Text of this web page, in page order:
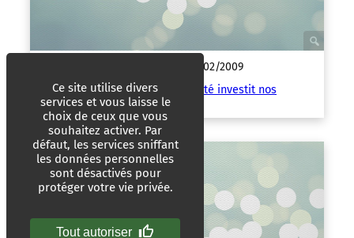
26/02/2009
Human inside : quand la publicité investit nos
cerveaux
Ce site utilise divers
services et vous laisse le
choix de ceux que vous
souhaitez activer. Par
défaut, les services sniffant
les données personnelles
sont désactivés pour
protéger votre vie privée.
Tout autoriser